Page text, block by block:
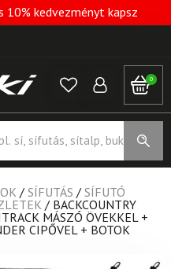
10% kedvezményt kapsz
0
/ SÍFUTÁS / SÍFUTÓ
/ BACKCOUNTRY
MÁSZÓ ÖVEKKEL +
CIPŐVEL + BOTOK